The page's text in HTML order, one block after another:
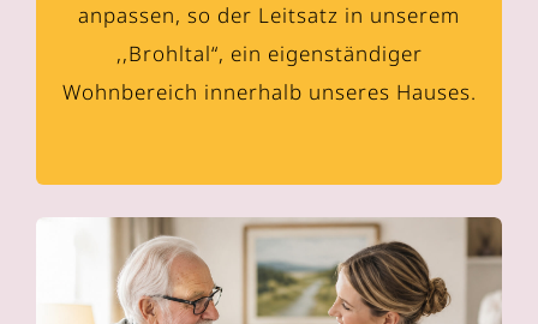
anpassen, so der Leitsatz in unserem
,,Brohltal“, ein eigenständiger
Wohnbereich innerhalb unseres Hauses.